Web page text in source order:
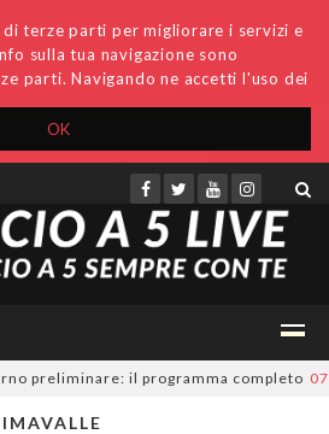
OK
terze parti per migliorare i servizi e
sulla tua navigazione sono
parti. Navigando ne accetti l'uso dei
Invio comunicati Redazione
preliminare: il programma completo 07/